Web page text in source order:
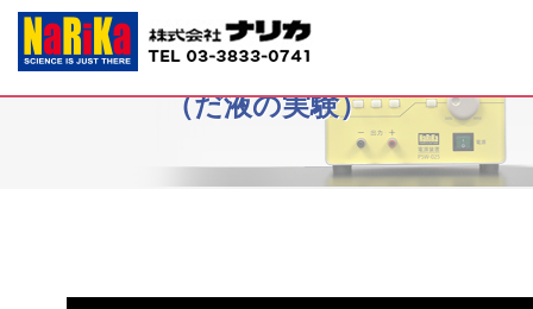
G40-6005 マイクロスケール実験
（だ液の実験）